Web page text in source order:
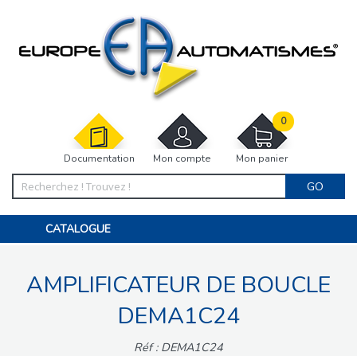
Documentation Mon compte Mon panier
0
GO
CATALOGUE
MOTORISATIONS
ACCESSOIRES ET ELECTRONIQUES
INTERPHONES VISIOPHONES
AMPLIFICATEUR DE BOUCLE
DEMA1C24
Réf : DEMA1C24